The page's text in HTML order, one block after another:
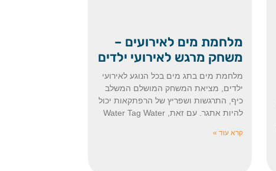
מלחמת מים לאירועים –
משחק מרגש לאירועי ילדים
מלחמת מים בתג מים בכל הנוגע לאירועי
ילדים, מציאת המשחק המושלם המשלב
כיף, התרגשות ושפריץ של הרפתקאות יכול
להיות אתגר. עם זאת, Water Tag Water
קרא עוד »